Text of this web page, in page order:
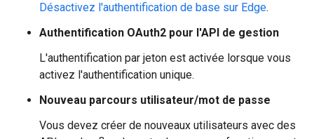
Désactivez l'authentification de base sur Edge.
Authentification OAuth2 pour l'API de gestion
L'authentification par jeton est activée lorsque vous
activez l'authentification unique.
Nouveau parcours utilisateur/mot de passe
Vous devez créer de nouveaux utilisateurs avec des